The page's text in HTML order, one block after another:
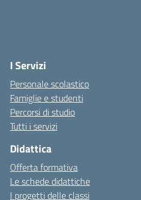
I Servizi
Personale scolastico
Famiglie e studenti
Percorsi di studio
Tutti i servizi
Didattica
Offerta formativa
Le schede didattiche
I progetti delle classi